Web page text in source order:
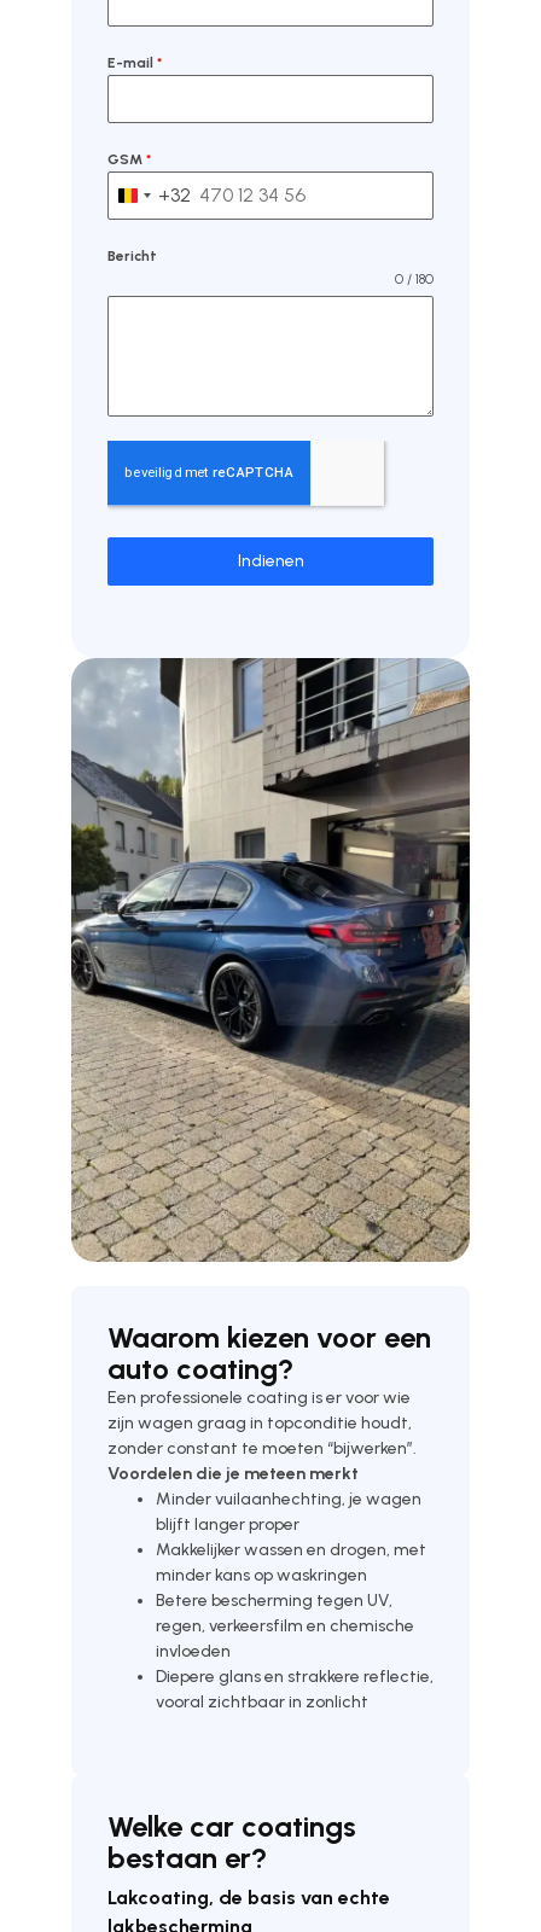
Waarom kiezen voor een
auto coating?
Een professionele coating is er voor wie
zijn wagen graag in topconditie houdt,
zonder constant te moeten “bijwerken”.
Voordelen die je meteen merkt
Minder vuilaanhechting, je wagen
blijft langer proper
Makkelijker wassen en drogen, met
minder kans op waskringen
Betere bescherming tegen UV,
regen, verkeersfilm en chemische
invloeden
Diepere glans en strakkere reflectie,
vooral zichtbaar in zonlicht
Welke car coatings
bestaan er?
Lakcoating, de basis van echte
lakbescherming
E-mail *
GSM *
Belgium +32
+32
Bericht
0 / 180
Indienen